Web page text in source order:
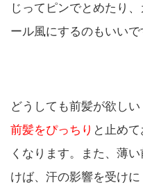
じってピンでとめたり
ール風にするのもいいで
どうしても前髪が欲しい
前髪をぴっちり と止め
くなります。また、薄い
けば、汗の影響を受けに